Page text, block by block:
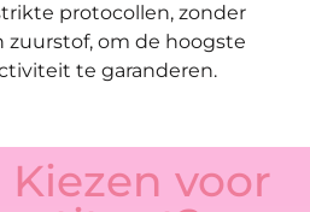
protocollen, zonder
zuurstof, om de hoogste
te garanderen.
voor